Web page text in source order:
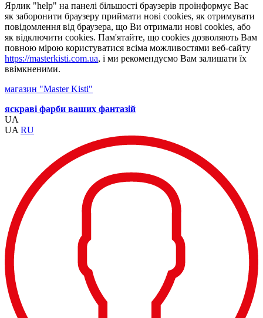
Ярлик "help" на панелі більшості браузерів проінформує Вас
як заборонити браузеру приймати нові cookies, як отримувати
повідомлення від браузера, що Ви отримали нові cookies, або
як відключити cookies. Пам'ятайте, що cookies дозволяють Вам
повною мірою користуватися всіма можливостями веб-сайту
https://masterkisti.com.ua, і ми рекомендуємо Вам залишати їх
ввімкненими.
магазин "Master Kisti"
яскраві фарби ваших фантазій
UA
UA RU